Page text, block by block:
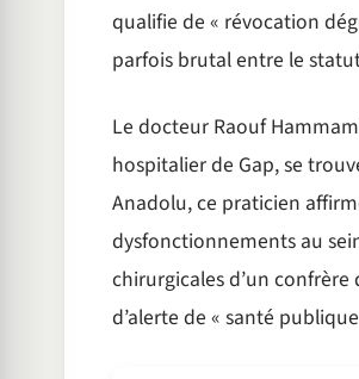
qualifie de « révocation
parfois brutal entre le
Le docteur Raouf
hospitalier de Gap, se
Anadolu, ce praticien
dysfonctionnements au
chirurgicales d’un
d’alerte de « santé